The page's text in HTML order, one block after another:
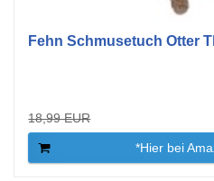
Fehn Schmusetuch Otter
18,99 EUR
*Hier bei